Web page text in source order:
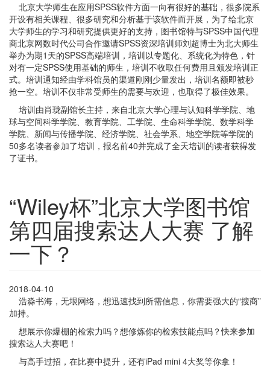
北京大学师生在应用SPSS软件方面一向有很好的基础，很多院系
开设有相关课程、很多研究和分析基于该软件而开展，为了给北京
大学师生的学习和研究提供更好的支持，图书馆特与SPSS中国代理
商北京网数时代公司合作邀请SPSS资深培训师刘超博士为北大师生
举办为期1天的SPSS高端培训，培训以专题化、系统化为特色，针
对有一定SPSS使用基础的师生，培训不收取任何费用且颁发培训正
式。培训通知经由学科馆员的渠道刚刚少量发出，培训名额即被秒
抢一空。培训不仅非常受师生的需要与欢迎，也取得了极佳效果。
培训由肖珑副馆长主持，来自北京大学心理与认知科学学院、地
球与空间科学学院、教育学院、工学院、生命科学学院、数学科学
学院、新闻与传播学院、经济学院、社会学系、地空学院等学院的
50多名读者参加了培训，报名前40并完成了全天培训的读者获得发
了证书。
“Wiley杯”北京大学图书馆
第四届搜索达人大赛 了解
一下？
2018-04-10
浩淼书海，无垠网络，想迅速找到所需信息，你需要强大的“搜商”
加持。
想展示你爆棚的检索力吗？想修炼你的检索技能点吗？快来参加
搜索达人大赛吧！
与高手过招，在比赛中提升，还有iPad mini 4大奖等你拿！